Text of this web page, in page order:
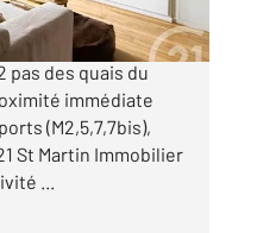
!!! BASSIN DE LA
pas des quais du
immédiate
(M2,5,7,7bis),
St Martin Immobilier
...